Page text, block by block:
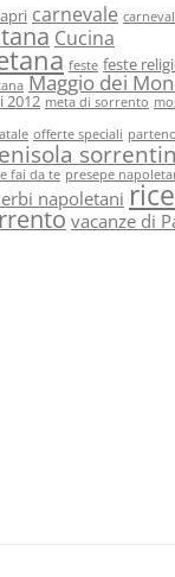
carnevale
Cucina
feste feste
Maggio dei
2012 meta di sorrento
offerte speciali
fai da te presepe
napoletani
vacanze di